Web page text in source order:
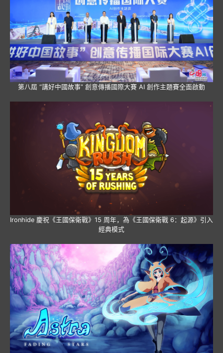
第八屆 “講好中國故事” 創意傳播國際大賽 AI 創作主題賽全面啟動
Ironhide 慶祝《王國保衛戰》15 周年，為《王國保衛戰 6：起源》引入
經典模式